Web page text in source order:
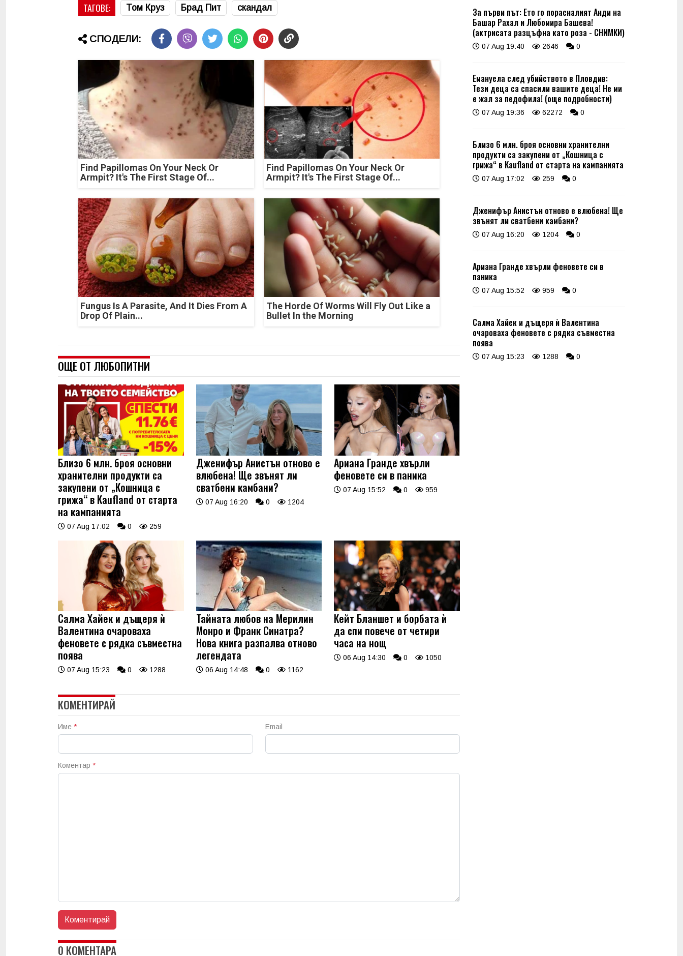
ТАГОВЕ: Том Круз Брад Пит скандал
СПОДЕЛИ:
Find Papillomas On Your Neck Or
Armpit? It's The First Stage Of...
Find Papillomas On Your Neck Or
Armpit? It's The First Stage Of...
Fungus Is A Parasite, And It Dies From A
Drop Of Plain...
The Horde Of Worms Will Fly Out Like a
Bullet In the Morning
ОЩЕ ОТ ЛЮБОПИТНИ
Близо 6 млн. броя основни
хранителни продукти са
закупени от „Кошница с
грижа“ в Kaufland от старта
на кампанията
07 Aug 17:02 0 259
Дженифър Анистън отново е
влюбена! Ще звънят ли
сватбени камбани?
07 Aug 16:20 0 1204
Ариана Гранде хвърли
феновете си в паника
07 Aug 15:52 0 959
Салма Хайек и дъщеря ѝ
Валентина очароваха
феновете с рядка съвместна
поява
07 Aug 15:23 0 1288
Тайната любов на Мерилин
Монро и Франк Синатра?
Нова книга разпалва отново
легендата
06 Aug 14:48 0 1162
Кейт Бланшет и борбата ѝ
да спи повече от четири
часа на нощ
06 Aug 14:30 0 1050
КОМЕНТИРАЙ
Име * Email
Коментар *
0 КОМЕНТАРА
За първи път: Ето го порасналият Анди на
Башар Рахал и Любомира Башева!
(актрисата разцъфна като роза - СНИМКИ)
07 Aug 19:40 2646 0
Емануела след убийството в Пловдив:
Тези деца са спасили вашите деца! Не ми
е жал за педофила! (още подробности)
07 Aug 19:36 62272 0
Близо 6 млн. броя основни хранителни
продукти са закупени от „Кошница с
грижа“ в Kaufland от старта на кампанията
07 Aug 17:02 259 0
Дженифър Анистън отново е влюбена! Ще
звънят ли сватбени камбани?
07 Aug 16:20 1204 0
Ариана Гранде хвърли феновете си в
паника
07 Aug 15:52 959 0
Салма Хайек и дъщеря ѝ Валентина
очароваха феновете с рядка съвместна
поява
07 Aug 15:23 1288 0